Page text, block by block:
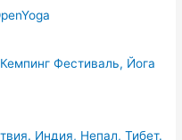
Фестиваль, Йога
Индия, Непал, Тибет.